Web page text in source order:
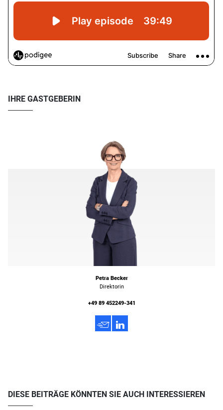
IHRE GASTGEBERIN
Petra Becker
Direktorin
+49 89 452249-341
h 3
DIESE BEITRÄGE KÖNNTEN SIE AUCH INTERESSIEREN